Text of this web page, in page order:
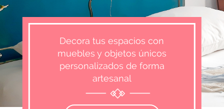
Decora tus espacios con
muebles y objetos únicos
personalizados de forma
artesanal